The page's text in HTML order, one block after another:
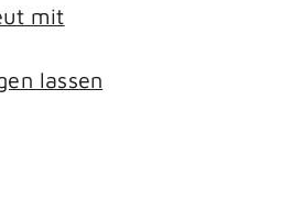
mit
lassen